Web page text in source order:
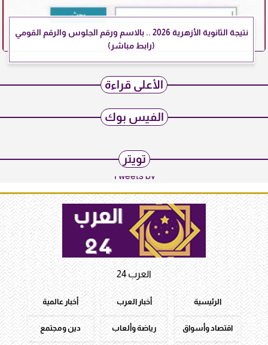
نتيجة الثانوية الأزهرية 2026 .. بالاسم ورقم الجلوس والرقم القومي
(رابط مباشر)
الأعلى قراءة
الفيس بوك
تويتر
Tweets by
العرب 24
الرئيسية أخبار العرب أخبار عالمية
اقتصاد وأسواق رياضة وألعاب دين ومجتمع